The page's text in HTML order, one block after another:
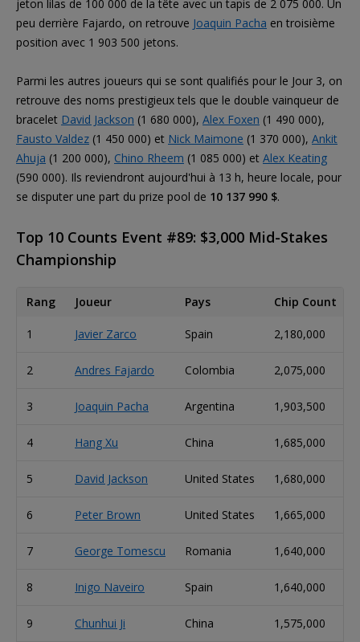
jeton lilas de 100 000 de la tête avec un tapis de 2 075 000. Un
peu derrière Fajardo, on retrouve Joaquin Pacha en troisième
position avec 1 903 500 jetons.
Parmi les autres joueurs qui se sont qualifiés pour le Jour 3, on
retrouve des noms prestigieux tels que le double vainqueur de
bracelet David Jackson (1 680 000), Alex Foxen (1 490 000),
Fausto Valdez (1 450 000) et Nick Maimone (1 370 000), Ankit
Ahuja (1 200 000), Chino Rheem (1 085 000) et Alex Keating
(590 000). Ils reviendront aujourd'hui à 13 h, heure locale, pour
se disputer une part du prize pool de 10 137 990 $.
Top 10 Counts Event #89: $3,000 Mid-Stakes
Championship
Rang Joueur Pays Chip Count
1 Javier Zarco Spain 2,180,000
2 Andres Fajardo Colombia 2,075,000
3 Joaquin Pacha Argentina 1,903,500
4 Hang Xu China 1,685,000
5 David Jackson United States 1,680,000
6 Peter Brown United States 1,665,000
7 George Tomescu Romania 1,640,000
8 Inigo Naveiro Spain 1,640,000
9 Chunhui Ji China 1,575,000